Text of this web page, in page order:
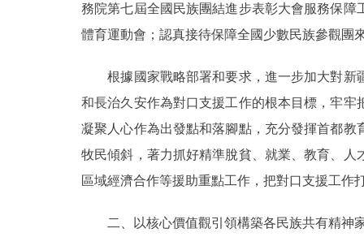
務院第七屆全國民族團結進步表彰大會服務保
體育運動會；認真接待保障全國少數民族參觀團
根據國家戰略部署和要求，進一步加大對新
和長治久安作為對口支援工作的根本目標，牢
凝聚人心作為出發點和落腳點，充分發揮首都
牧民傾斜，著力抓好精準脫貧、就業、教育、
區域經濟合作等援助重點工作，把對口支援工作
二、以核心價值觀引領構築各民族共有精神